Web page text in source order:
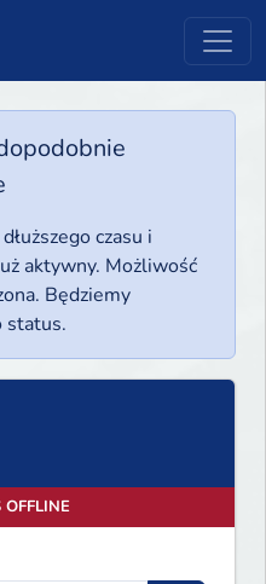
czasu i
aktywny. Możliwość
Będziemy
status.
OFFLINE